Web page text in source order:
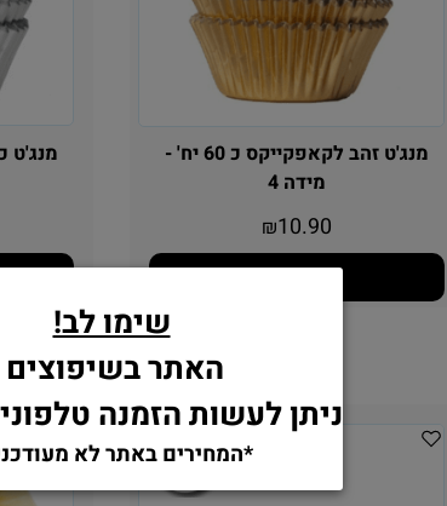
מנג'ט זהב לקאפקייקס כ 60 יח' -
מידה 4
₪ 10.90
שימו לב!
האתר בשיפוצים
ניתן לעשות הזמנה
*המחירים באתר לא